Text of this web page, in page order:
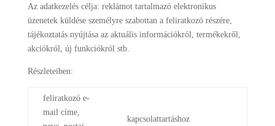
Az adatkezelés célja: reklámot tartalmazó elektronikus
üzenetek küldése személyre szabottan a feliratkozó részére,
tájékoztatás nyújtása az aktuális információkról, termékekről,
akciókról, új funkciókról stb.
Részleteiben:
feliratkozó e-
mail címe,
kapcsolattartáshoz